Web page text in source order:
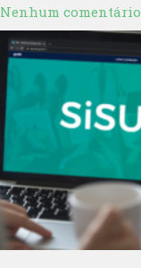
Nenhum comentário